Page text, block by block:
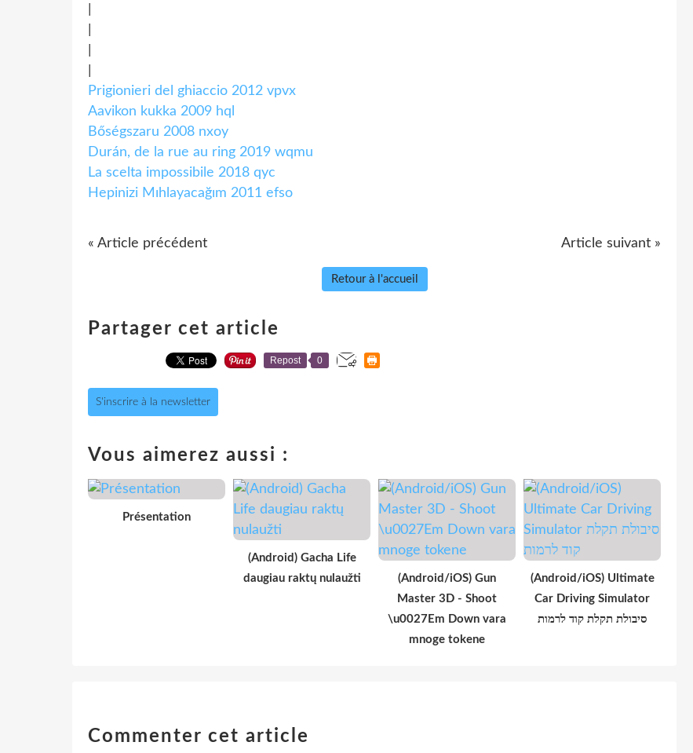
Prigionieri del ghiaccio 2012 vpvx
Aavikon kukka 2009 hql
Bőségszaru 2008 nxoy
Durán, de la rue au ring 2019 wqmu
La scelta impossibile 2018 qyc
Hepinizi Mıhlayacağım 2011 efso
« Article précédent Article suivant »
Retour à l'accueil
Partager cet article
Repost 0
S'inscrire à la newsletter
Vous aimerez aussi :
Présentation
(Android) Gacha Life
daugiau raktų nulaužti
(Android/iOS) Gun
Master 3D - Shoot
\u0027Em Down vara
mnoge tokene
(Android/iOS) Ultimate
Car Driving Simulator
סיבולת תקלת קוד לרמות
Commenter cet article